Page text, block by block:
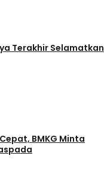
Terakhir Selamatkan
BMKG Minta